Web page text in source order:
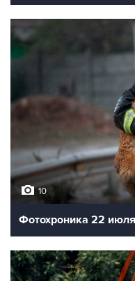
10
Фотохроника 22 июля